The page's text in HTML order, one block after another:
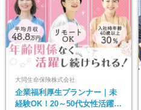
大同生命保険株式会社
企業福利厚生プランナー｜未
経験OK！20～50代女性活躍｜